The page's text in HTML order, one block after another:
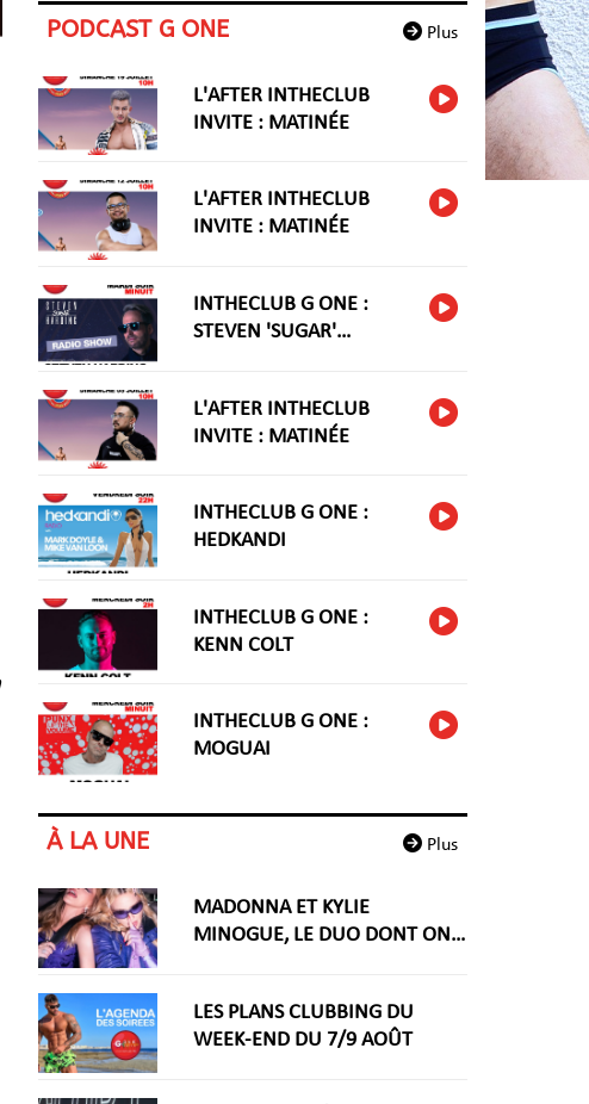
Plus
PODCAST G ONE
L'AFTER INTHECLUB
INVITE : MATINÉE
L'AFTER INTHECLUB
INVITE : MATINÉE
INTHECLUB G ONE :
STEVEN 'SUGAR'
L'AFTER INTHECLUB
INVITE : MATINÉE
INTHECLUB G ONE :
HEDKANDI
INTHECLUB G ONE :
KENN COLT
INTHECLUB G ONE :
MOGUAI
Plus
À LA UNE
MADONNA ET KYLIE
MINOGUE, LE DUO DONT ON
LES PLANS CLUBBING DU
WEEK-END DU 7/9 AOÛT